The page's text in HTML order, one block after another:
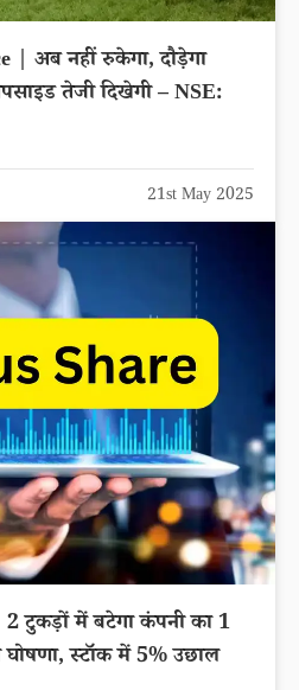
| अब नहीं रुकेगा, दौड़ेगा
तेजी दिखेगी – NSE:
21st May 2025
टुकड़ों में बटेगा कंपनी का 1
स्टॉक में 5% उछाल